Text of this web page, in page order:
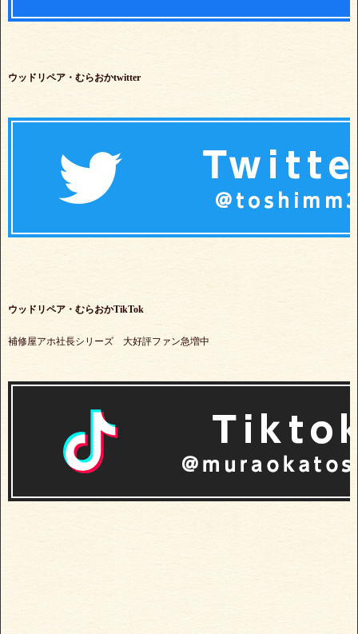
ウッドリペア・むらおかtwitter
ウッドリペア・むらおかTikTok
補修屋アホ社長シリーズ 大好評ファン急増中